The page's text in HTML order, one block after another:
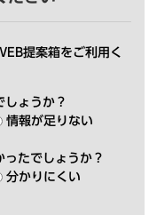
提案箱をご利用く
しょうか？
情報が足りない
たでしょうか？
分かりにくい